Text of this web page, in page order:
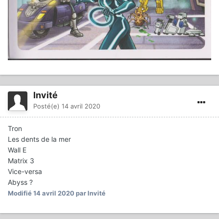
Invité
Posté(e) 14 avril 2020
Tron
Les dents de la mer
Wall E
Matrix 3
Vice-versa
Abyss ?
Modifié14 avril 2020par Invité